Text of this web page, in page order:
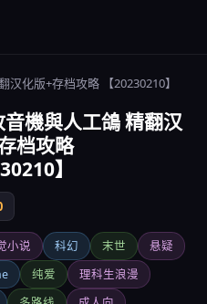
汉化版+存档攻略 【20230210】
機與人工鴿 精翻汉
档攻略
】
小说 科幻 末世
悬疑
纯爱
理科生浪漫